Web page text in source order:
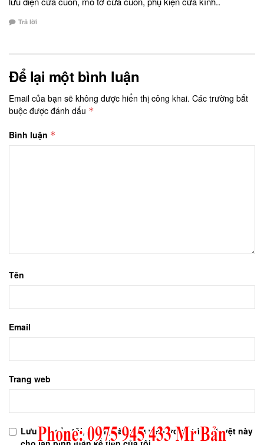
Trả lời
Để lại một bình luận
Email của bạn sẽ không được hiển thị công khai. Các trường bắt
buộc được đánh dấu *
Bình luận *
Tên
Email
Trang web
Lưu tên của tôi, email, và trang web trong trình duyệt này